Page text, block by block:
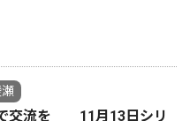
交流を 11月13日シリ